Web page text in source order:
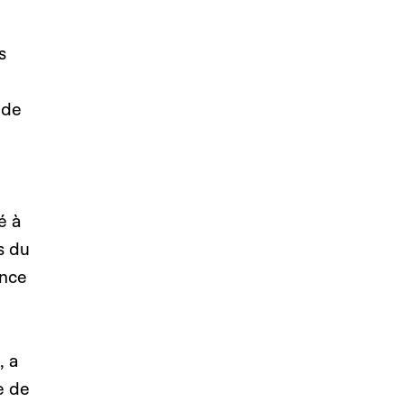
à
du
a
de